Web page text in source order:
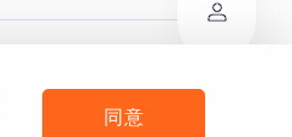
法律声明及隐私条款
同意